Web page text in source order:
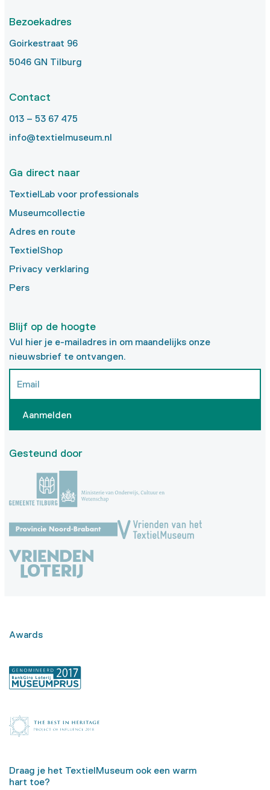
Bezoekadres
Goirkestraat 96
5046 GN Tilburg
Contact
013 – 53 67 475
info@textielmuseum.nl
Ga direct naar
TextielLab voor professionals
Museumcollectie
Adres en route
TextielShop
Privacy verklaring
Pers
Blijf op de hoogte
Vul hier je e-mailadres in om maandelijks onze
nieuwsbrief te ontvangen.
Aanmelden
Gesteund door
Awards
Draag je het TextielMuseum ook een warm
hart toe?